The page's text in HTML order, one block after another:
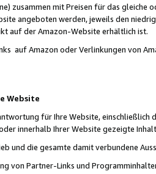
zusammen mit Preisen für das
angeboten werden, jeweils den
auf der Amazon-Website erhältlich ist.
auf Amazon oder Verlinkungen von
Website
für Ihre Website,
innerhalb Ihrer Website gezeigte
und die gesamte damit verbundene
von Partner-Links und